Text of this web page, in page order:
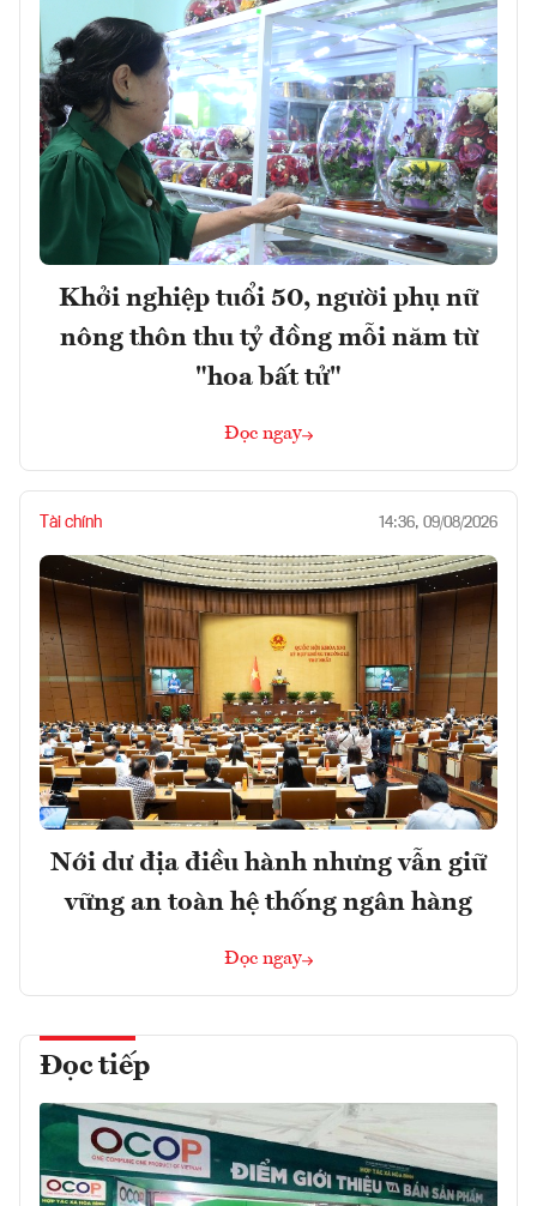
Khởi nghiệp tuổi 50, người phụ nữ
nông thôn thu tỷ đồng mỗi năm từ
"hoa bất tử"
Đọc ngay
Tài chính 14:36, 09/08/2026
Nới dư địa điều hành nhưng vẫn giữ
vững an toàn hệ thống ngân hàng
Đọc ngay
Đọc tiếp